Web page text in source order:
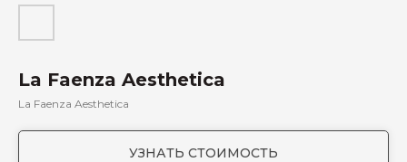
La Faenza Aesthetica
La Faenza Aesthetica
УЗНАТЬ СТОИМОСТЬ